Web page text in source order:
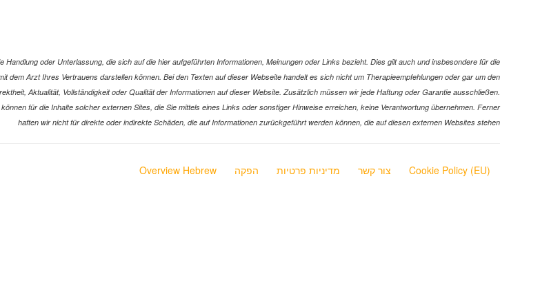
oder Unterlassung, die sich auf die hier aufgeführten Informationen, Meinungen oder Links bezieht. Dies gilt auch und insbesondere für die
Arzt Ihres Vertrauens darstellen können. Bei den Texten auf dieser Webseite handelt es sich nicht um Therapieempfehlungen oder gar um den
Aktualität, Vollständigkeit oder Qualität der Informationen auf dieser Website. Zusätzlich müssen wir jede Haftung oder Garantie ausschließen.
für die Inhalte solcher externen Sites, die Sie mittels eines Links oder sonstiger Hinweise erreichen, keine Verantwortung übernehmen. Ferner
haften wir nicht für direkte oder indirekte Schäden, die auf Informationen zurückgeführt werden können, die auf diesen externen Websites stehen
Overview Hebrew הפקה מדיניות פרטיות צור קשר Cookie Policy (EU)